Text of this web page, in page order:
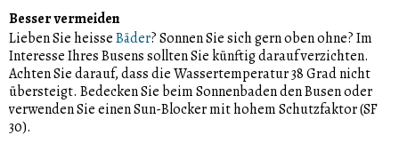
Besser vermeiden
Lieben Sie heisseBäder? Sonnen Sie sich gern oben ohne? Im
Interesse Ihres Busens sollten Sie künftig darauf verzichten.
Achten Sie darauf, dass die Wassertemperatur 38 Grad nicht
übersteigt. Bedecken Sie beim Sonnenbaden den Busen oder
verwenden Sie einen Sun-Blocker mit hohem Schutzfaktor (SF
30).